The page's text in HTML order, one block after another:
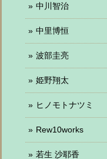
中川智治
中里博恒
波部圭亮
姫野翔太
ヒノモトナツミ
Rew10works
若生 沙耶香